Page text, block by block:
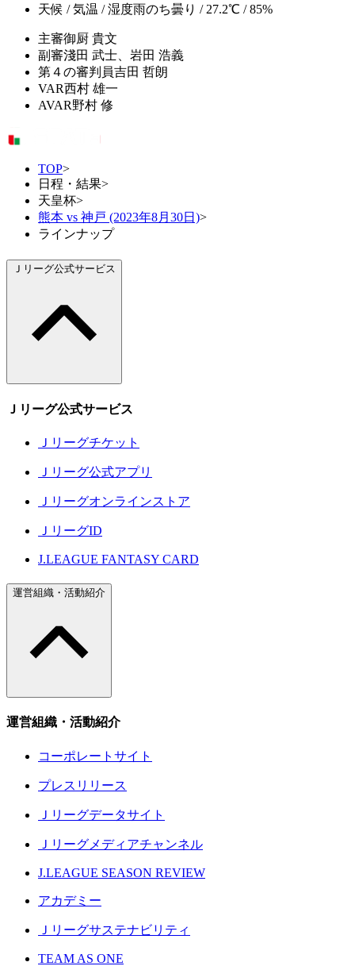
天候 / 気温 / 湿度雨のち曇り / 27.2℃ / 85%
主審御厨 貴文
副審淺田 武士、岩田 浩義
第４の審判員吉田 哲朗
VAR西村 雄一
AVAR野村 修
TOP>
日程・結果>
天皇杯>
熊本 vs 神戸 (2023年8月30日)>
ラインナップ
Ｊリーグ公式サービス
Ｊリーグ公式サービス
Ｊリーグチケット
Ｊリーグ公式アプリ
Ｊリーグオンラインストア
ＪリーグID
J.LEAGUE FANTASY CARD
運営組織・活動紹介
運営組織・活動紹介
コーポレートサイト
プレスリリース
Ｊリーグデータサイト
Ｊリーグメディアチャンネル
J.LEAGUE SEASON REVIEW
アカデミー
Ｊリーグサステナビリティ
TEAM AS ONE